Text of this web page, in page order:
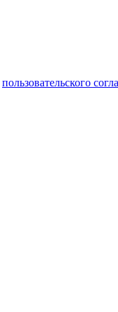
пользовательского